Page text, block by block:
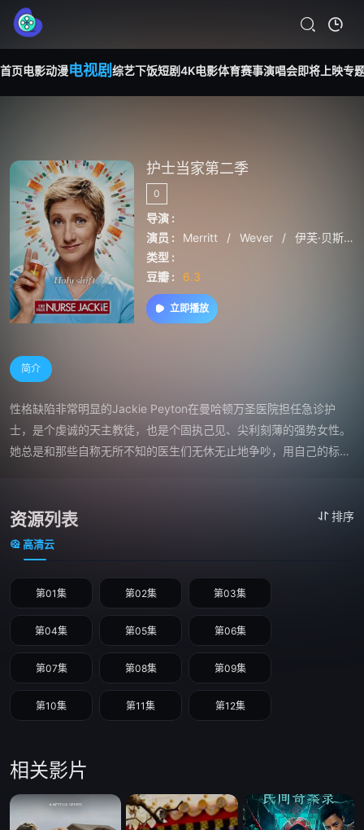
首页电影动漫电视剧 综艺下饭短剧4K电影体育赛事演唱会即将上映专
护士当家第二季
0
导演 :
演员 :
Merritt / Wever / 伊芙·贝斯特
类型 :
豆瓣 :
6.3
立即播放
简介
性格缺陷非常明显的Jackie Peyton在曼哈顿万圣医院担任急诊护
士，是个虔诚的天主教徒，也是个固执己见、尖利刻薄的强势女性。
她总是和那些自称无所不知的医生们无休无止地争吵，用自己的标准
资源列表 排序
高清云
第01集 第02集 第03集
第04集 第05集 第06集
第07集 第08集 第09集
第10集 第11集 第12集
相关影片